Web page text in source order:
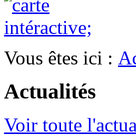
Vous êtes ici :
Actualités
Voir toute